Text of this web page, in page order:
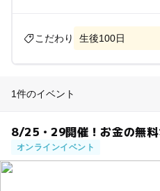
こだわり 生後100日
1件のイベント
8/25・29開催！お金の無
オンラインイベント